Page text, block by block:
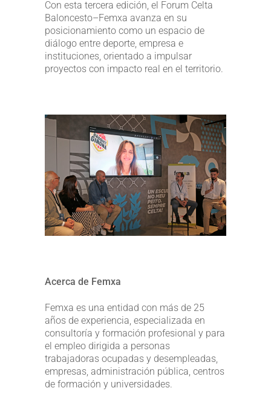
Con esta tercera edición, el Forum Celta
Baloncesto–Femxa avanza en su
posicionamiento como un espacio de
diálogo entre deporte, empresa e
instituciones, orientado a impulsar
proyectos con impacto real en el territorio.
Acerca de Femxa
Femxa es una entidad con más de 25
años de experiencia, especializada en
consultoría y formación profesional y para
el empleo dirigida a personas
trabajadoras ocupadas y desempleadas,
empresas, administración pública, centros
de formación y universidades.